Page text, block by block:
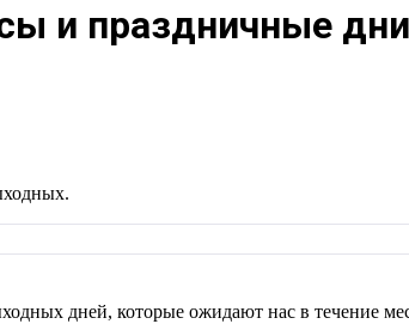
и праздничные
дней, которые ожидают нас в течение